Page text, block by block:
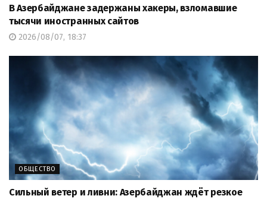
В Азербайджане задержаны хакеры, взломавшие
тысячи иностранных сайтов
2026/08/07, 18:37
ОБЩЕСТВО
Сильный ветер и ливни: Азербайджан ждёт резкое